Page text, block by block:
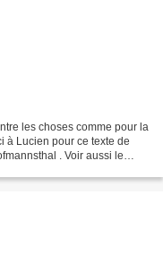
les choses comme pour la
à Lucien pour ce texte de
. Voir aussi le